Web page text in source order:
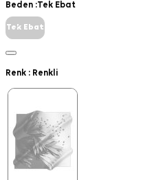
Beden :Tek Ebat
Tek Ebat
Renk : Renkli